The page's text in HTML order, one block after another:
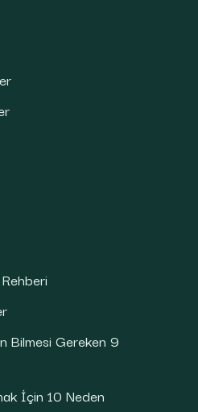
Bilmesi Gereken 9
İçin 10 Neden